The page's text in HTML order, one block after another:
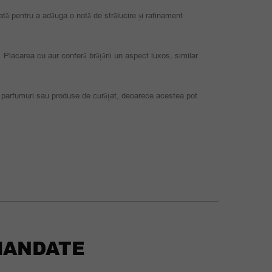
pentru a adăuga o notă de strălucire și rafinament
cu aur conferă brățării un aspect luxos, similar
sau produse de curățat, deoarece acestea pot